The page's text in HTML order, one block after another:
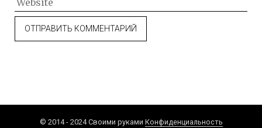
© 2014 - 2024 Своими руками Конфиденциальность